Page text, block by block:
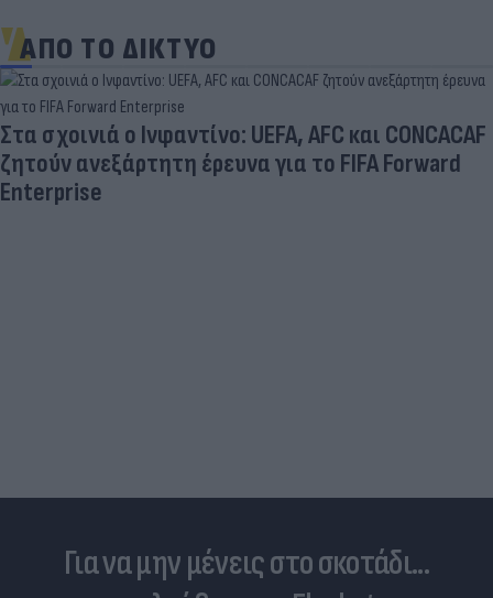
ΑΠΟ ΤΟ ΔΙΚΤΥΟ
Στα σχοινιά ο Ινφαντίνο: UEFA, AFC και CONCACAF
ζητούν ανεξάρτητη έρευνα για το FIFA Forward
Enterprise
Για να μην μένεις στο σκοτάδι...